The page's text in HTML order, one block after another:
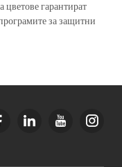
цветове гарантират
за защитни